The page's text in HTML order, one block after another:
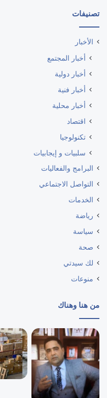
تصنيفات
الأخبار
أخبار المجتمع
أخبار دولية
أخبار فنية
أخبار محلية
اقتصاد
تكنولوجيا
سلبيات و إيجابيات
البرامج والفعاليات
التواصل الاجتماعي
الخدمات
رياضة
سياسة
صحة
لك سيدتي
منوعات
من هنا وهناك